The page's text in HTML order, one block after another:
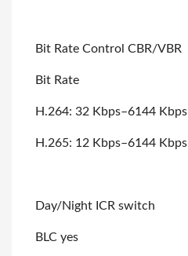
Bit Rate Control CBR/VBR
Bit Rate
H.264: 32 Kbps–6144 Kbps
H.265: 12 Kbps–6144 Kbps
Day/Night ICR switch
BLC yes